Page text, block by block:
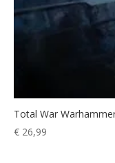
Total War
€ 26,99